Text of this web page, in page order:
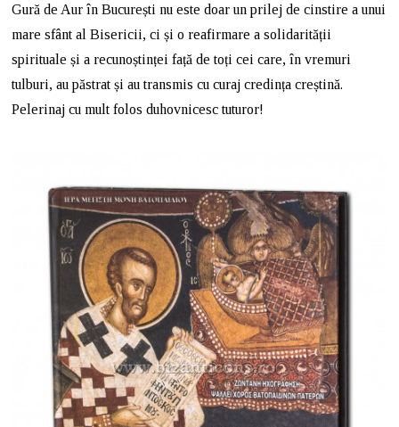
Gură de Aur în București nu este doar un prilej de cinstire a unui
mare sfânt al Bisericii, ci și o reafirmare a solidarității
spirituale și a recunoștinței față de toți cei care, în vremuri
tulburi, au păstrat și au transmis cu curaj credința creștină.
Pelerinaj cu mult folos duhovnicesc tuturor!